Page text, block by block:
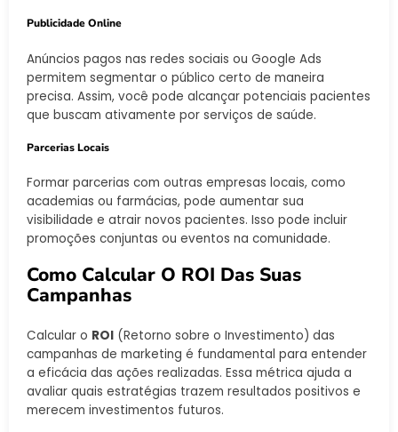
Publicidade Online
Anúncios pagos nas redes sociais ou Google Ads
permitem segmentar o público certo de maneira
precisa. Assim, você pode alcançar potenciais pacientes
que buscam ativamente por serviços de saúde.
Parcerias Locais
Formar parcerias com outras empresas locais, como
academias ou farmácias, pode aumentar sua
visibilidade e atrair novos pacientes. Isso pode incluir
promoções conjuntas ou eventos na comunidade.
Como Calcular O ROI Das Suas
Campanhas
Calcular o ROI (Retorno sobre o Investimento) das
campanhas de marketing é fundamental para entender
a eficácia das ações realizadas. Essa métrica ajuda a
avaliar quais estratégias trazem resultados positivos e
merecem investimentos futuros.